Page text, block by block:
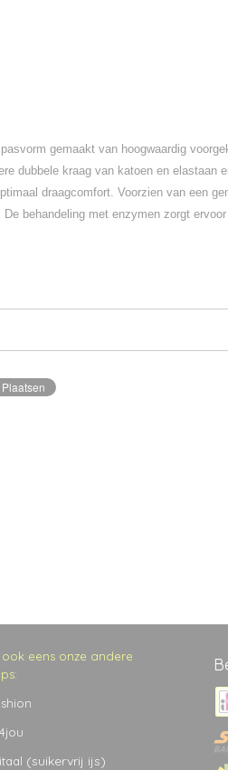
gemaakt van hoogwaardig
dubbele kraag van katoen en elastaan
draagcomfort. Voorzien van een
behandeling met enzymen zorgt
ook eens onze andere
(suikervrij ijs)